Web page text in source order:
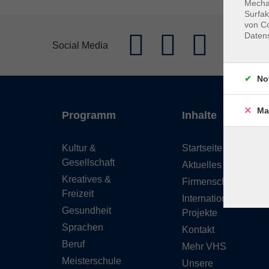
Social Media
Programm
Kultur &
Gesellschaft
Kreatives &
Freizeit
Gesundheit
Sprachen
Beruf
Meisterschule
Inhalte
Startseite
Aktuelles
Firmenschulungen
Internationale
Projekte
Kontakt
Mehr VHS
Unsere
von